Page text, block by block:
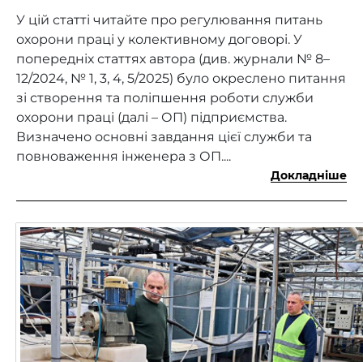
У цій статті читайте про регулювання питань
охорони праці у колективному договорі. У
попередніх статтях автора (див. журнали № 8–
12/2024, № 1, 3, 4, 5/2025) було окреслено питання
зі створення та поліпшення роботи служби
охорони праці (далі – ОП) підприємства.
Визначено основні завдання цієї служби та
повноваження інженера з ОП....
Докладніше